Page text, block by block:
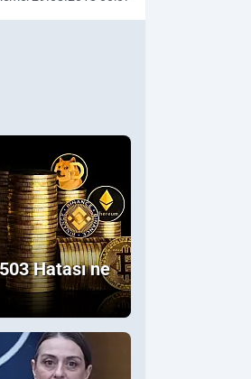
Hatası ne